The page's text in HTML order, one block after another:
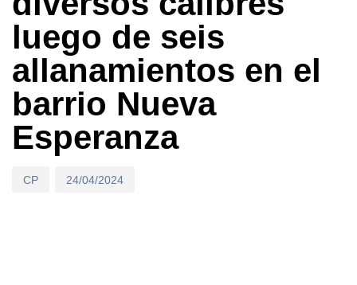
luego de seis
allanamientos en el
barrio Nueva
Esperanza
CP 24/04/2024